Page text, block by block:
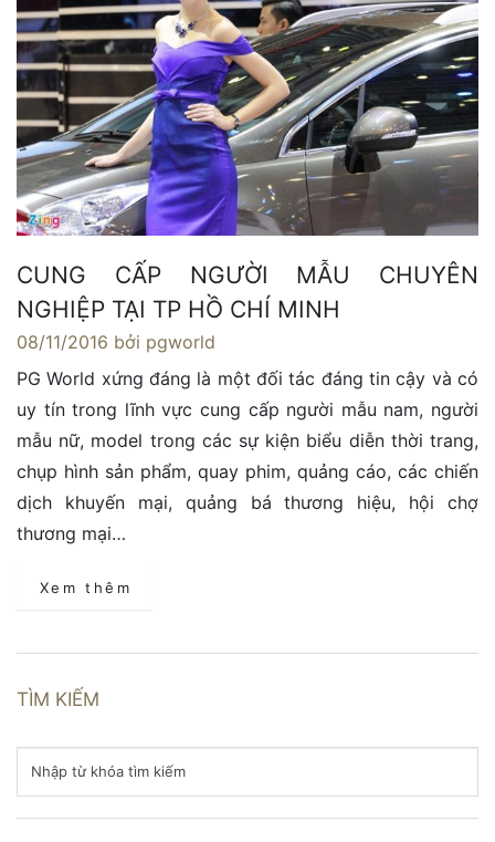
CUNG CẤP NGƯỜI MẪU CHUYÊN
NGHIỆP TẠI TP HỒ CHÍ MINH
08/11/2016 bởi pgworld
PG World xứng đáng là một đối tác đáng tin cậy và có
uy tín trong lĩnh vực cung cấp người mẫu nam, người
mẫu nữ, model trong các sự kiện biểu diễn thời trang,
chụp hình sản phẩm, quay phim, quảng cáo, các chiến
dịch khuyến mại, quảng bá thương hiệu, hội chợ
thương mại…
Xem thêm
TÌM KIẾM